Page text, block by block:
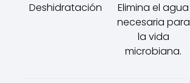
Deshidratación
Elimina el agua
necesaria para
la vida
microbiana.